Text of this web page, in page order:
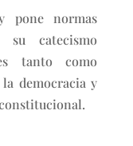
pone normas
su catecismo
tanto como
democracia y